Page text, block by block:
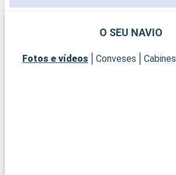
O SEU NAVIO
Fotos e vídeos Conveses Cabines